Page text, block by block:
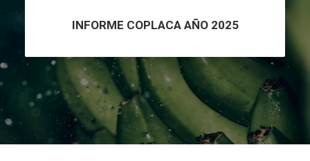
INFORME COPLACA AÑO 2025